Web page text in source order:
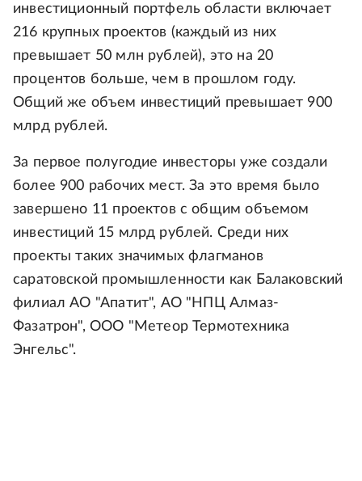
инвестиционный портфель области включает
216 крупных проектов (каждый из них
превышает 50 млн рублей), это на 20
процентов больше, чем в прошлом году.
Общий же объем инвестиций превышает 900
млрд рублей.
За первое полугодие инвесторы уже создали
более 900 рабочих мест. За это время было
завершено 11 проектов с общим объемом
инвестиций 15 млрд рублей. Среди них
проекты таких значимых флагманов
саратовской промышленности как Балаковский
филиал АО "Апатит", АО "НПЦ Алмаз-
Фазатрон", ООО "Метеор Термотехника
Энгельс".